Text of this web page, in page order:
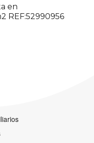
en
REF:52990956